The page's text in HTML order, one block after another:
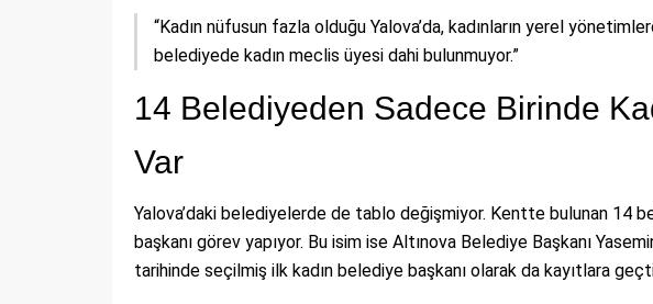
“Kadın nüfusun fazla olduğu Yalova’da, kadınların yerel
belediyede kadın meclis üyesi dahi bulunmuyor.”
14 Belediyeden Sadece Birinde
Var
Yalova’daki belediyelerde de tablo değişmiyor. Kentte bulunan 14
başkanı görev yapıyor. Bu isim ise Altınova Belediye Başkanı
tarihinde seçilmiş ilk kadın belediye başkanı olarak da kayıtlara